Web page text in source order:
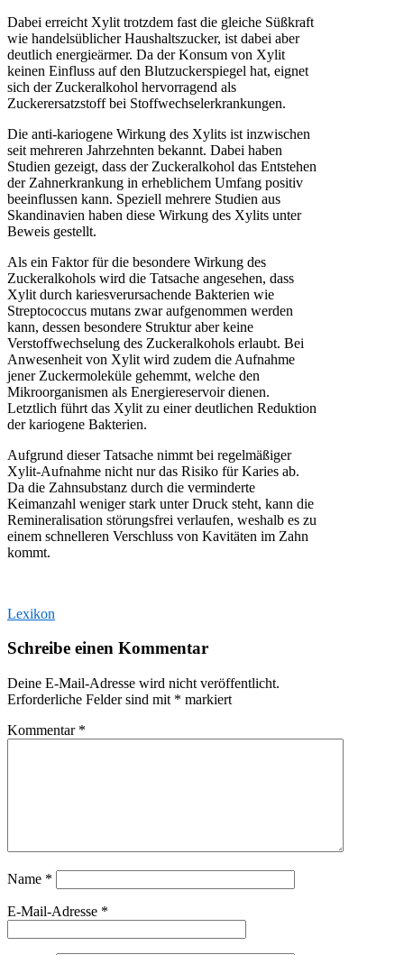
Dabei erreicht Xylit trotzdem fast die gleiche Süßkraft
wie handelsüblicher Haushaltszucker, ist dabei aber
deutlich energieärmer. Da der Konsum von Xylit
keinen Einfluss auf den Blutzuckerspiegel hat, eignet
sich der Zuckeralkohol hervorragend als
Zuckerersatzstoff bei Stoffwechselerkrankungen.
Die anti-kariogene Wirkung des Xylits ist inzwischen
seit mehreren Jahrzehnten bekannt. Dabei haben
Studien gezeigt, dass der Zuckeralkohol das Entstehen
der Zahnerkrankung in erheblichem Umfang positiv
beeinflussen kann. Speziell mehrere Studien aus
Skandinavien haben diese Wirkung des Xylits unter
Beweis gestellt.
Als ein Faktor für die besondere Wirkung des
Zuckeralkohols wird die Tatsache angesehen, dass
Xylit durch kariesverursachende Bakterien wie
Streptococcus mutans zwar aufgenommen werden
kann, dessen besondere Struktur aber keine
Verstoffwechselung des Zuckeralkohols erlaubt. Bei
Anwesenheit von Xylit wird zudem die Aufnahme
jener Zuckermoleküle gehemmt, welche den
Mikroorganismen als Energiereservoir dienen.
Letztlich führt das Xylit zu einer deutlichen Reduktion
der kariogene Bakterien.
Aufgrund dieser Tatsache nimmt bei regelmäßiger
Xylit-Aufnahme nicht nur das Risiko für Karies ab.
Da die Zahnsubstanz durch die verminderte
Keimanzahl weniger stark unter Druck steht, kann die
Remineralisation störungsfrei verlaufen, weshalb es zu
einem schnelleren Verschluss von Kavitäten im Zahn
kommt.
Lexikon
Schreibe einen Kommentar
Deine E-Mail-Adresse wird nicht veröffentlicht.
Erforderliche Felder sind mit * markiert
Kommentar *
Name *
E-Mail-Adresse *